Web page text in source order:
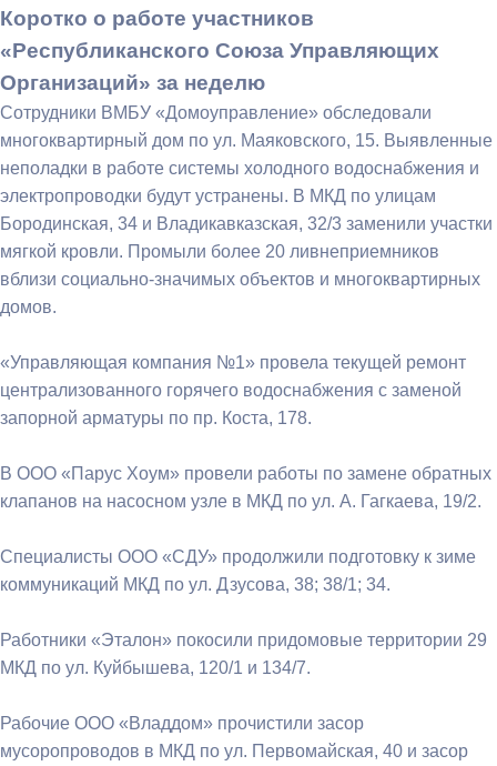
Коротко о работе участников
«Республиканского Союза Управляющих
Организаций» за неделю
Сотрудники ВМБУ «Домоуправление» обследовали
многоквартирный дом по ул. Маяковского, 15. Выявленные
неполадки в работе системы холодного водоснабжения и
электропроводки будут устранены. В МКД по улицам
Бородинская, 34 и Владикавказская, 32/3 заменили участки
мягкой кровли. Промыли более 20 ливнеприемников
вблизи социально-значимых объектов и многоквартирных
домов.
«Управляющая компания №1» провела текущей ремонт
централизованного горячего водоснабжения с заменой
запорной арматуры по пр. Коста, 178.
В ООО «Парус Хоум» провели работы по замене обратных
клапанов на насосном узле в МКД по ул. А. Гагкаева, 19/2.
Специалисты ООО «СДУ» продолжили подготовку к зиме
коммуникаций МКД по ул. Дзусова, 38; 38/1; 34.
Работники «Эталон» покосили придомовые территории 29
МКД по ул. Куйбышева, 120/1 и 134/7.
Рабочие ООО «Владдом» прочистили засор
мусоропроводов в МКД по ул. Первомайская, 40 и засор